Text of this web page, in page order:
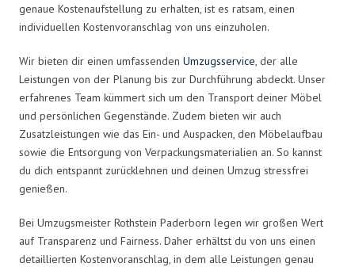
genaue Kostenaufstellung zu erhalten, ist es ratsam, einen
individuellen Kostenvoranschlag von uns einzuholen.
Wir bieten dir einen umfassenden Umzugsservice, der alle
Leistungen von der Planung bis zur Durchführung abdeckt. Unser
erfahrenes Team kümmert sich um den Transport deiner Möbel
und persönlichen Gegenstände. Zudem bieten wir auch
Zusatzleistungen wie das Ein- und Auspacken, den Möbelaufbau
sowie die Entsorgung von Verpackungsmaterialien an. So kannst
du dich entspannt zurücklehnen und deinen Umzug stressfrei
genießen.
Bei Umzugsmeister Rothstein Paderborn legen wir großen Wert
auf Transparenz und Fairness. Daher erhältst du von uns einen
detaillierten Kostenvoranschlag, in dem alle Leistungen genau